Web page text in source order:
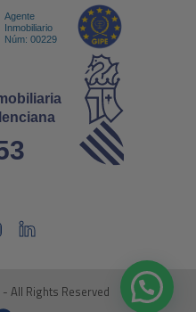
- All Rights Reserved